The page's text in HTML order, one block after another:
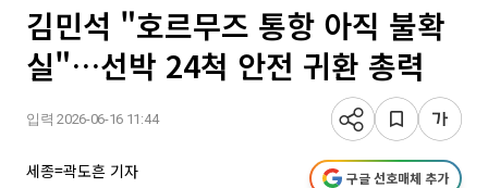
김민석 "호르무즈 통항 아직 불확
실"…선박 24척 안전 귀환 총력
입력 2026-06-16 11:44
세종=곽도흔 기자 구글 선호매체 추가